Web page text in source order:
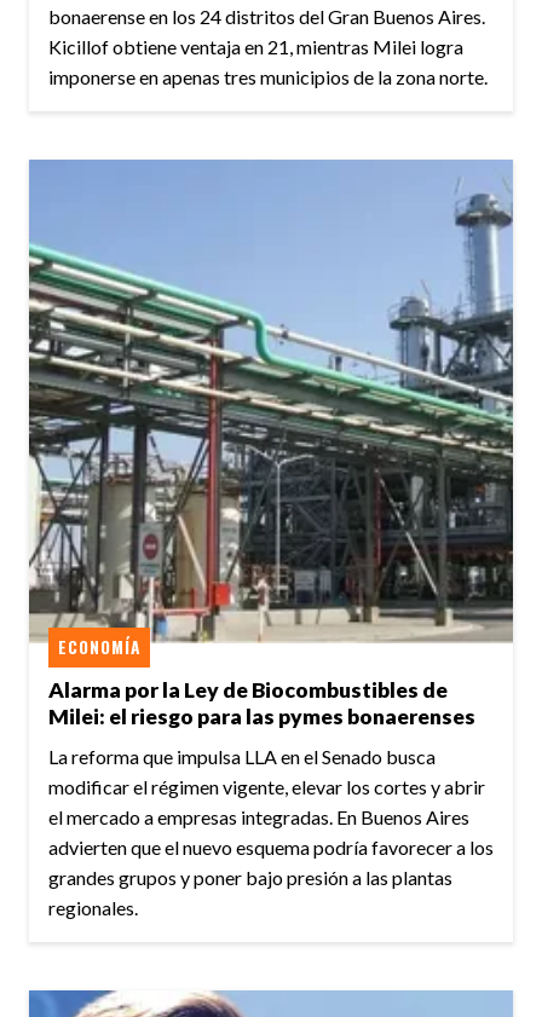
bonaerense en los 24 distritos del Gran Buenos Aires.
Kicillof obtiene ventaja en 21, mientras Milei logra
imponerse en apenas tres municipios de la zona norte.
Alarma por la Ley de Biocombustibles de
Milei: el riesgo para las pymes bonaerenses
ECONOMÍA
La reforma que impulsa LLA en el Senado busca
modificar el régimen vigente, elevar los cortes y abrir
el mercado a empresas integradas. En Buenos Aires
advierten que el nuevo esquema podría favorecer a los
grandes grupos y poner bajo presión a las plantas
regionales.